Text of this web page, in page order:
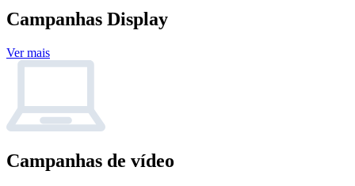
Campanhas Display
Ver mais
Campanhas de vídeo